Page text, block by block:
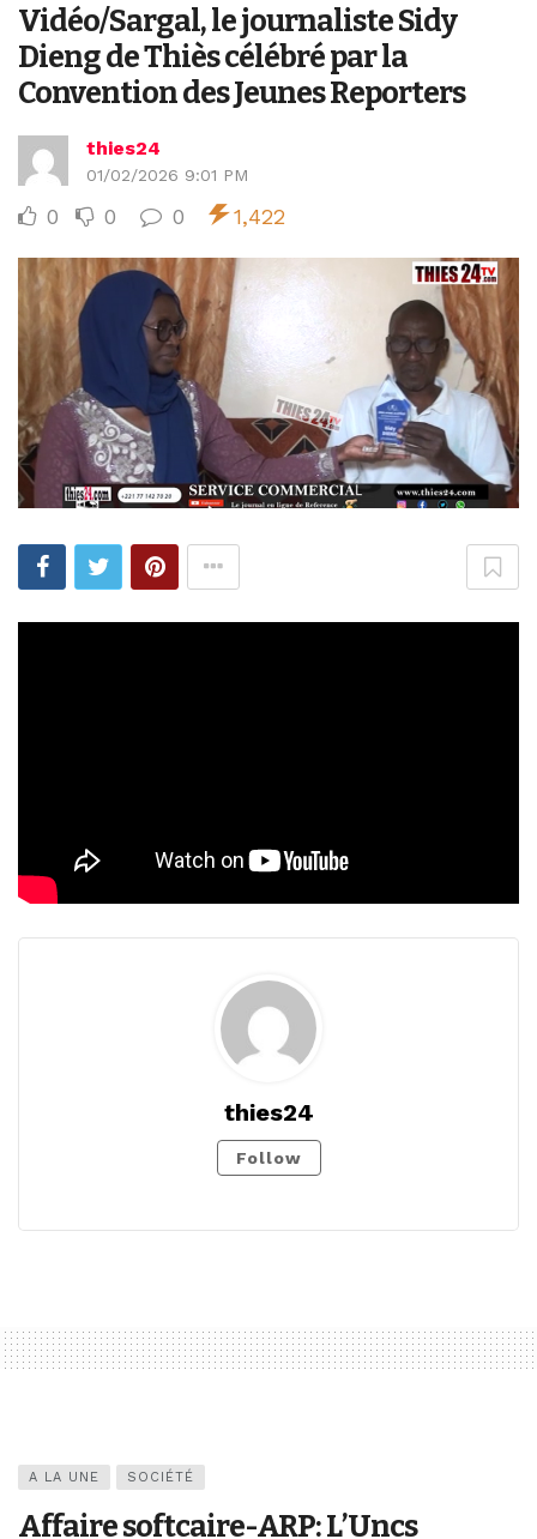
Vidéo/Sargal, le journaliste Sidy
Dieng de Thiès célébré par la
Convention des Jeunes Reporters
thies24
01/02/2026 9:01 PM
0 0 0 1,422
thies24
Follow
A LA UNE SOCIÉTÉ
Affaire softcaire-ARP: L’Uncs